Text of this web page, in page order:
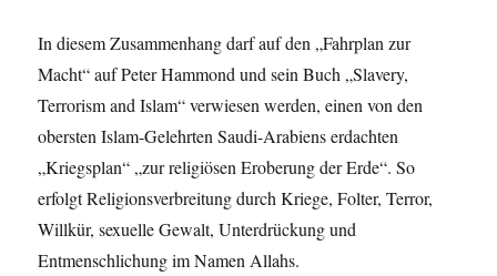
In diesem Zusammenhang darf auf den „Fahrplan zur
Macht“ auf Peter Hammond und sein Buch „Slavery,
Terrorism and Islam“ verwiesen werden, einen von den
obersten Islam-Gelehrten Saudi-Arabiens erdachten
„Kriegsplan“ „zur religiösen Eroberung der Erde“. So
erfolgt Religionsverbreitung durch Kriege, Folter, Terror,
Willkür, sexuelle Gewalt, Unterdrückung und
Entmenschlichung im Namen Allahs.